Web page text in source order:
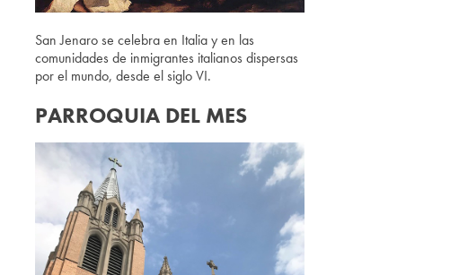
San Jenaro se celebra en Italia y en las
comunidades de inmigrantes italianos dispersas
por el mundo, desde el siglo VI.
PARROQUIA DEL MES